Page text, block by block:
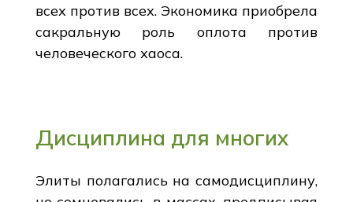
всех против всех. Экономика приобрела
сакральную роль оплота против
человеческого хаоса.
Дисциплина для многих
Элиты полагались на самодисциплину,